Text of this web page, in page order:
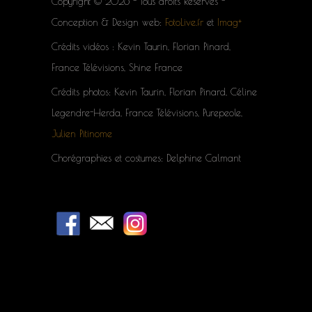
Conception & Design web: FotoLive.fr et Imag+
Crédits vidéos : Kevin Taurin, Florian Pinard,
France Télévisions, Shine France
Crédits photos: Kevin Taurin, Florian Pinard, Céline
Legendre-Herda, France Télévisions, Purepeole,
Julien Pitinome
Chorégraphies et costumes: Delphine Calmant